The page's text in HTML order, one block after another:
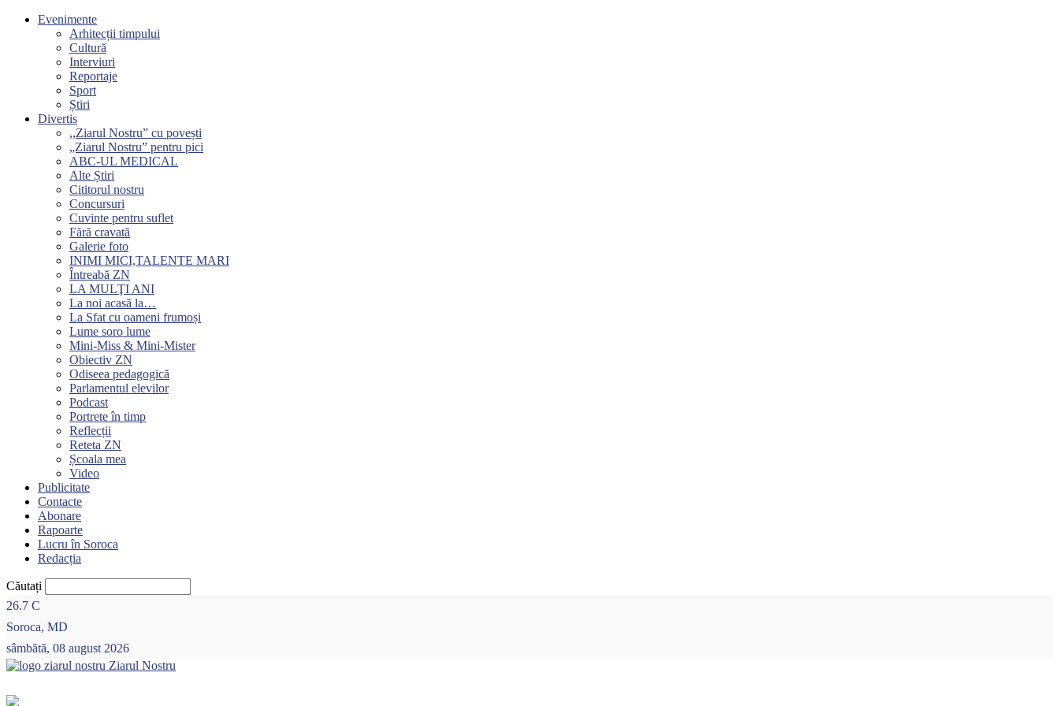
Evenimente
Arhitecții timpului
Cultură
Interviuri
Reportaje
Sport
Știri
Divertis
,,Ziarul Nostru” cu povești
„Ziarul Nostru” pentru pici
ABC-UL MEDICAL
Alte Știri
Cititorul nostru
Concursuri
Cuvinte pentru suflet
Fără cravată
Galerie foto
INIMI MICI,TALENTE MARI
Întreabă ZN
LA MULŢI ANI
La noi acasă la…
La Sfat cu oameni frumoși
Lume soro lume
Mini-Miss & Mini-Mister
Obiectiv ZN
Odiseea pedagogică
Parlamentul elevilor
Podcast
Portrete în timp
Reflecții
Reteta ZN
Școala mea
Video
Publicitate
Contacte
Abonare
Rapoarte
Lucru în Soroca
Redacția
Căutați
26.7 C
Soroca, MD
sâmbătă, 08 august 2026
Ziarul Nostru